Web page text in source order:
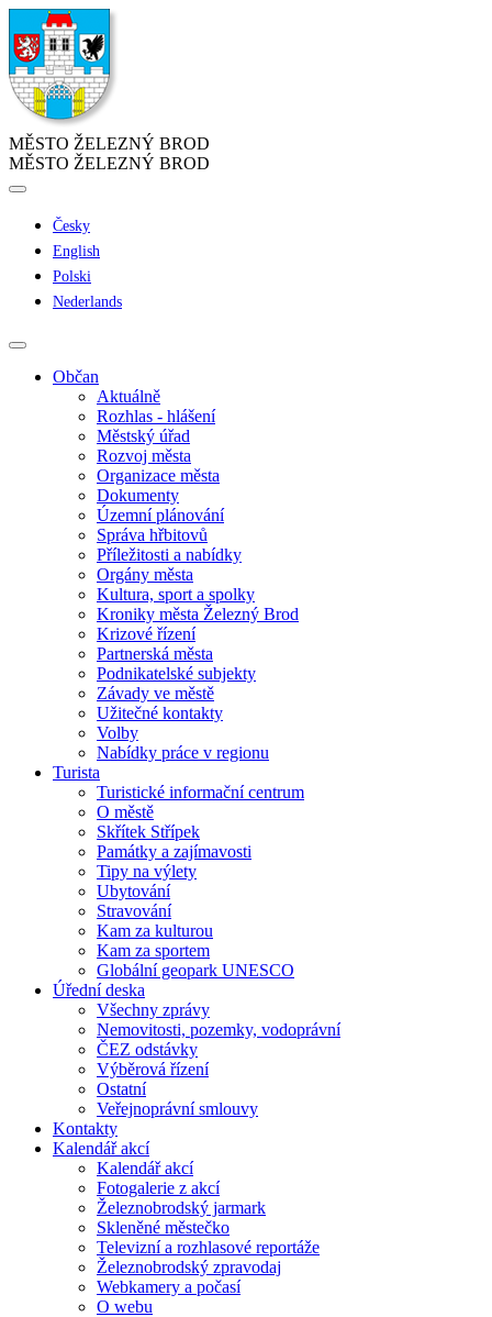
MĚSTO ŽELEZNÝ BROD
MĚSTO ŽELEZNÝ BROD
Česky
English
Polski
Nederlands
Občan
Aktuálně
Rozhlas - hlášení
Městský úřad
Rozvoj města
Organizace města
Dokumenty
Územní plánování
Správa hřbitovů
Příležitosti a nabídky
Orgány města
Kultura, sport a spolky
Kroniky města Železný Brod
Krizové řízení
Partnerská města
Podnikatelské subjekty
Závady ve městě
Užitečné kontakty
Volby
Nabídky práce v regionu
Turista
Turistické informační centrum
O městě
Skřítek Střípek
Památky a zajímavosti
Tipy na výlety
Ubytování
Stravování
Kam za kulturou
Kam za sportem
Globální geopark UNESCO
Úřední deska
Všechny zprávy
Nemovitosti, pozemky, vodoprávní
ČEZ odstávky
Výběrová řízení
Ostatní
Veřejnoprávní smlouvy
Kontakty
Kalendář akcí
Kalendář akcí
Fotogalerie z akcí
Železnobrodský jarmark
Skleněné městečko
Televizní a rozhlasové reportáže
Železnobrodský zpravodaj
Webkamery a počasí
O webu